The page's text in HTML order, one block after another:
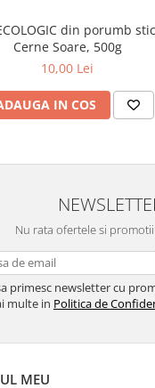
din porumb
Cerne Soare, 500g
10,00 Lei
IN COS
Nu rata ofertele si
primesc newsletter cu
multe in Politica de
MEU